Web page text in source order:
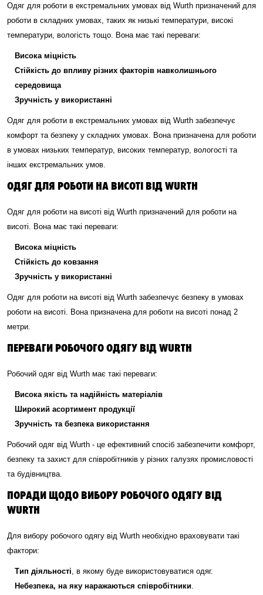
Одяг для роботи в екстремальних умовах від Wurth призначений для
роботи в складних умовах, таких як низькі температури, високі
температури, вологість тощо. Вона має такі переваги:
Висока міцність
Стійкість до впливу різних факторів навколишнього
середовища
Зручність у використанні
Одяг для роботи в екстремальних умовах від Wurth забезпечує
комфорт та безпеку у складних умовах. Вона призначена для роботи
в умовах низьких температур, високих температур, вологості та
інших екстремальних умов.
ОДЯГ ДЛЯ РОБОТИ НА ВИСОТІ ВІД WURTH
Одяг для роботи на висоті від Wurth призначений для роботи на
висоті. Вона має такі переваги:
Висока міцність
Стійкість до ковзання
Зручність у використанні
Одяг для роботи на висоті від Wurth забезпечує безпеку в умовах
роботи на висоті. Вона призначена для роботи на висоті понад 2
метри.
ПЕРЕВАГИ РОБОЧОГО ОДЯГУ ВІД WURTH
Робочий одяг від Wurth має такі переваги:
Висока якість та надійність матеріалів
Широкий асортимент продукції
Зручність та безпека використання
Робочий одяг від Wurth - це ефективний спосіб забезпечити комфорт,
безпеку та захист для співробітників у різних галузях промисловості
та будівництва.
ПОРАДИ ЩОДО ВИБОРУ РОБОЧОГО ОДЯГУ ВІД
WURTH
Для вибору робочого одягу від Wurth необхідно враховувати такі
фактори:
Тип діяльності , в якому буде використовуватися одяг.
Небезпека, на яку наражаються співробітники